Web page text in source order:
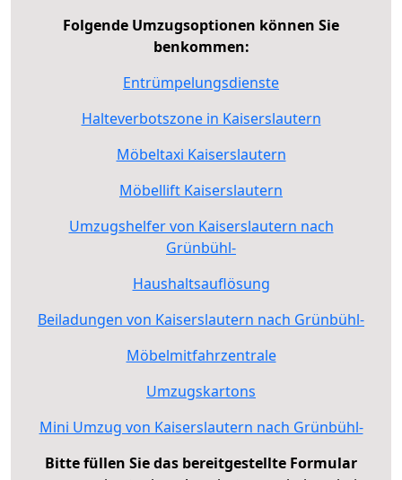
Folgende Umzugsoptionen können Sie
benkommen:
Entrümpelungsdienste
Halteverbotszone in Kaiserslautern
Möbeltaxi Kaiserslautern
Möbellift Kaiserslautern
Umzugshelfer von Kaiserslautern nach
Grünbühl-
Haushaltsauflösung
Beiladungen von Kaiserslautern nach Grünbühl-
Möbelmitfahrzentrale
Umzugskartons
Mini Umzug von Kaiserslautern nach Grünbühl-
Bitte füllen Sie das bereitgestellte Formular